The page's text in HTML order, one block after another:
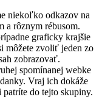
niekoľko odkazov na
a rôznym rébusom.
graficky krajšie
môžete zvoliť jeden zo
zobrazovať.
spomínanej webke
Vraj ich dokáže
do tejto skupiny.